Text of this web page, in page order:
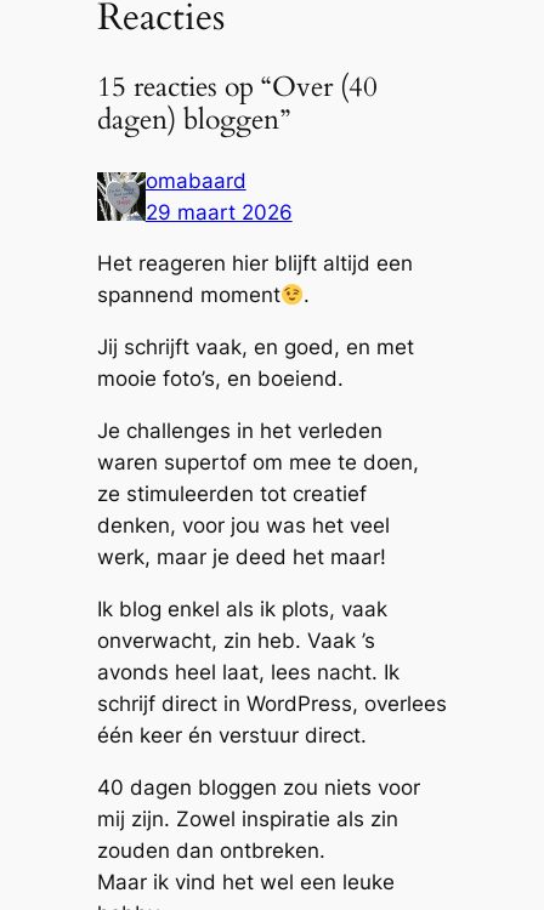
Reacties
15 reacties op “Over (40
dagen) bloggen”
omabaard
29 maart 2026
Het reageren hier blijft altijd een
spannend moment
.
Jij schrijft vaak, en goed, en met
mooie foto’s, en boeiend.
Je challenges in het verleden
waren supertof om mee te doen,
ze stimuleerden tot creatief
denken, voor jou was het veel
werk, maar je deed het maar!
Ik blog enkel als ik plots, vaak
onverwacht, zin heb. Vaak ’s
avonds heel laat, lees nacht. Ik
schrijf direct in WordPress, overlees
één keer én verstuur direct.
40 dagen bloggen zou niets voor
mij zijn. Zowel inspiratie als zin
zouden dan ontbreken.
Maar ik vind het wel een leuke